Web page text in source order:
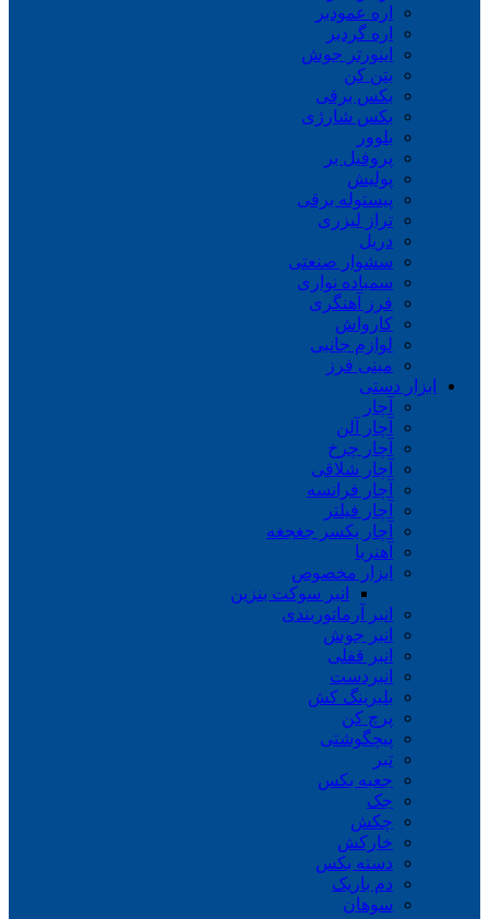
اره عمودبر
اره گردبر
اینورتر جوش
بتن کن
بکس برقی
بکس شارژی
بلوور
پروفیل بر
پولیش
پیستوله برقی
تراز لیزری
دریل
سشوار صنعتی
سمباده نواری
فرز آهنگری
کارواش
لوازم جانبی
مینی فرز
ابزار دستی
آچار
آچار آلن
آچار چرخ
آچار شلاقی
آچار فرانسه
آچار فیلتر
آچار یکسر جغجغه
آهنربا
ابزار مخصوص
انبر سوکت بنزین
انبر آرماتوربندی
انبر جوش
انبر قفلی
انبردست
بلبرینگ کش
پرچ کن
پیچگوشتی
تبر
جعبه بکس
جک
چکش
خارکش
دسته بکس
دم باریک
سوهان